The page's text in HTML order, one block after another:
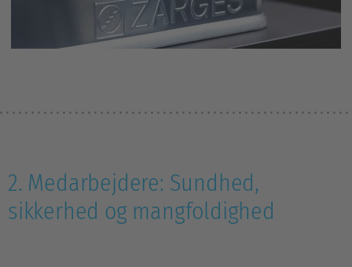
2. Medarbejdere: Sundhed,
sikkerhed og mangfoldighed